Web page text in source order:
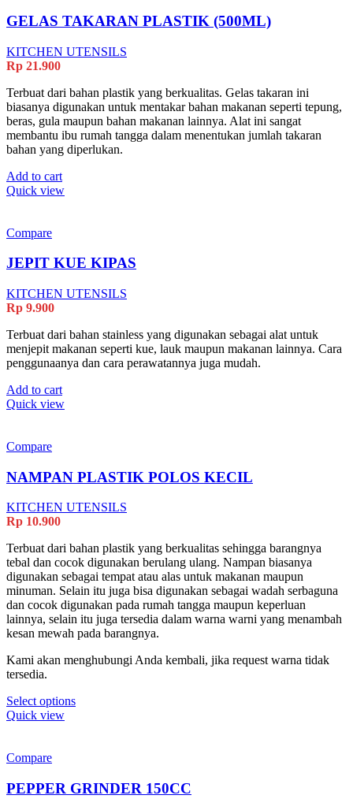
GELAS TAKARAN PLASTIK (500ML)
KITCHEN UTENSILS
Rp 21.900
Terbuat dari bahan plastik yang berkualitas. Gelas takaran ini
biasanya digunakan untuk mentakar bahan makanan seperti tepung,
beras, gula maupun bahan makanan lainnya. Alat ini sangat
membantu ibu rumah tangga dalam menentukan jumlah takaran
bahan yang diperlukan.
Add to cart
Quick view
Compare
JEPIT KUE KIPAS
KITCHEN UTENSILS
Rp 9.900
Terbuat dari bahan stainless yang digunakan sebagai alat untuk
menjepit makanan seperti kue, lauk maupun makanan lainnya. Cara
penggunaanya dan cara perawatannya juga mudah.
Add to cart
Quick view
Compare
NAMPAN PLASTIK POLOS KECIL
KITCHEN UTENSILS
Rp 10.900
Terbuat dari bahan plastik yang berkualitas sehingga barangnya
tebal dan cocok digunakan berulang ulang. Nampan biasanya
digunakan sebagai tempat atau alas untuk makanan maupun
minuman. Selain itu juga bisa digunakan sebagai wadah serbaguna
dan cocok digunakan pada rumah tangga maupun keperluan
lainnya, selain itu juga tersedia dalam warna warni yang menambah
kesan mewah pada barangnya.
Kami akan menghubungi Anda kembali, jika request warna tidak
tersedia.
Select optionsThis
options
may
Quick view
Compare
PEPPER GRINDER 150CC